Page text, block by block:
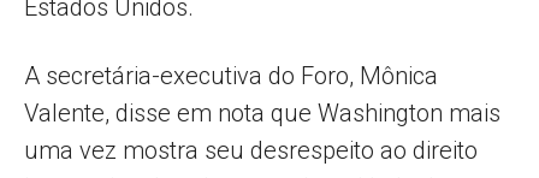
Estados Unidos.
A secretária-executiva do Foro, Mônica
Valente, disse em nota que Washington mais
uma vez mostra seu desrespeito ao direito